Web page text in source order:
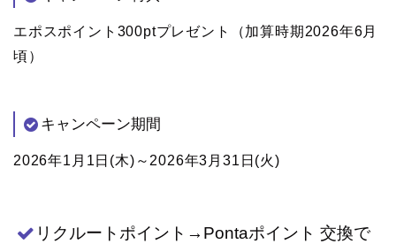
エポスポイント300ptプレゼント（加算時期2026年6月
頃）
キャンペーン期間
2026年1月1日(木)～2026年3月31日(火)
リクルートポイント→Pontaポイント 交換で